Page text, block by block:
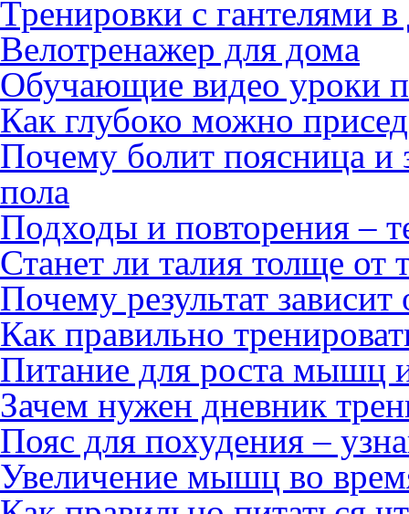
Тренировки с гантелями
Велотренажер для дома
Обучающие видео уроки
Как глубоко можно
Почему болит поясница и
пола
Подходы и повторения –
Станет ли талия толще
Почему результат
Как правильно
Питание для роста мышц
Зачем нужен дневник
Пояс для похудения –
Увеличение мышц во